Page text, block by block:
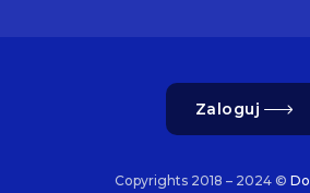
Zaloguj
Copyrights 2018 – 2024 ©